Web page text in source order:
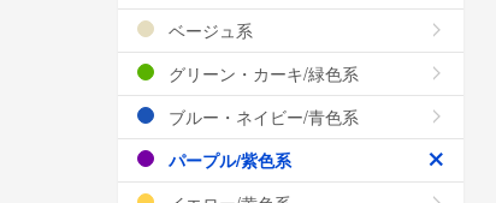
ベージュ系
グリーン・カーキ/緑色系
ブルー・ネイビー/青色系
パープル/紫色系